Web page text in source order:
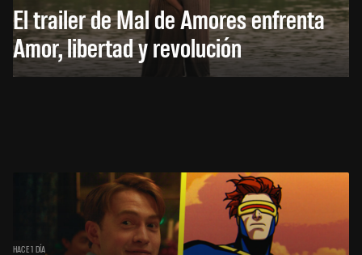
El trailer de Mal de Amores enfrenta
Amor, libertad y revolución
HACE 1 DÍA